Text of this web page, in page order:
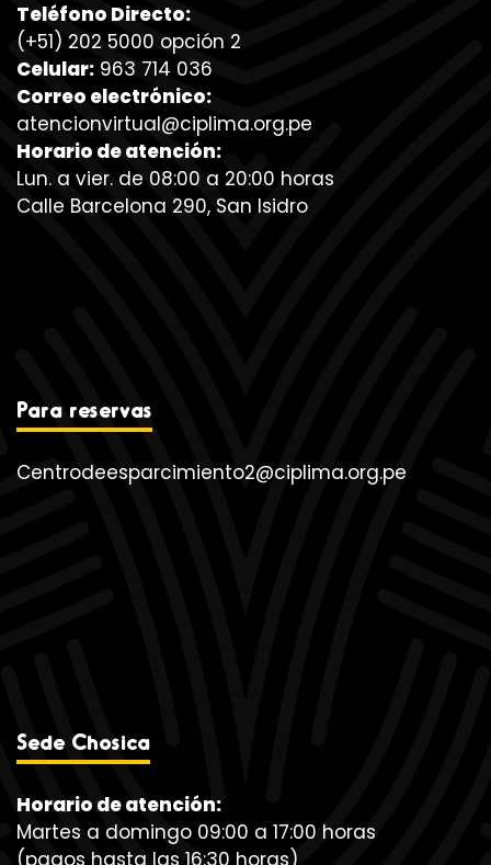
Teléfono Directo:
(+51) 202 5000 opción 2
Celular: 963 714 036
Correo electrónico:
atencionvirtual@ciplima.org.pe
Horario de atención:
Lun. a vier. de 08:00 a 20:00 horas
Calle Barcelona 290, San Isidro
Para reservas
Centrodeesparcimiento2@ciplima.org.pe
Sede Chosica
Horario de atención:
Martes a domingo 09:00 a 17:00 horas